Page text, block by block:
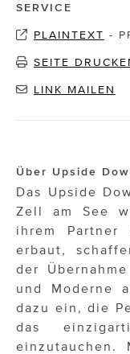
SERVICE
PLAINTEXT -
SEITE
LINK MAILEN
Über Upside
Das Upside
Zell am See
ihrem Partner
erbaut,
der
und Moderne
dazu ein, die
das
einzutauchen.